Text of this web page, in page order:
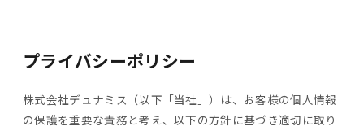
プライバシーポリシー
株式会社デュナミス（以下「当社」）は、お客様の個人情報
の保護を重要な責務と考え、以下の方針に基づき適切に取り